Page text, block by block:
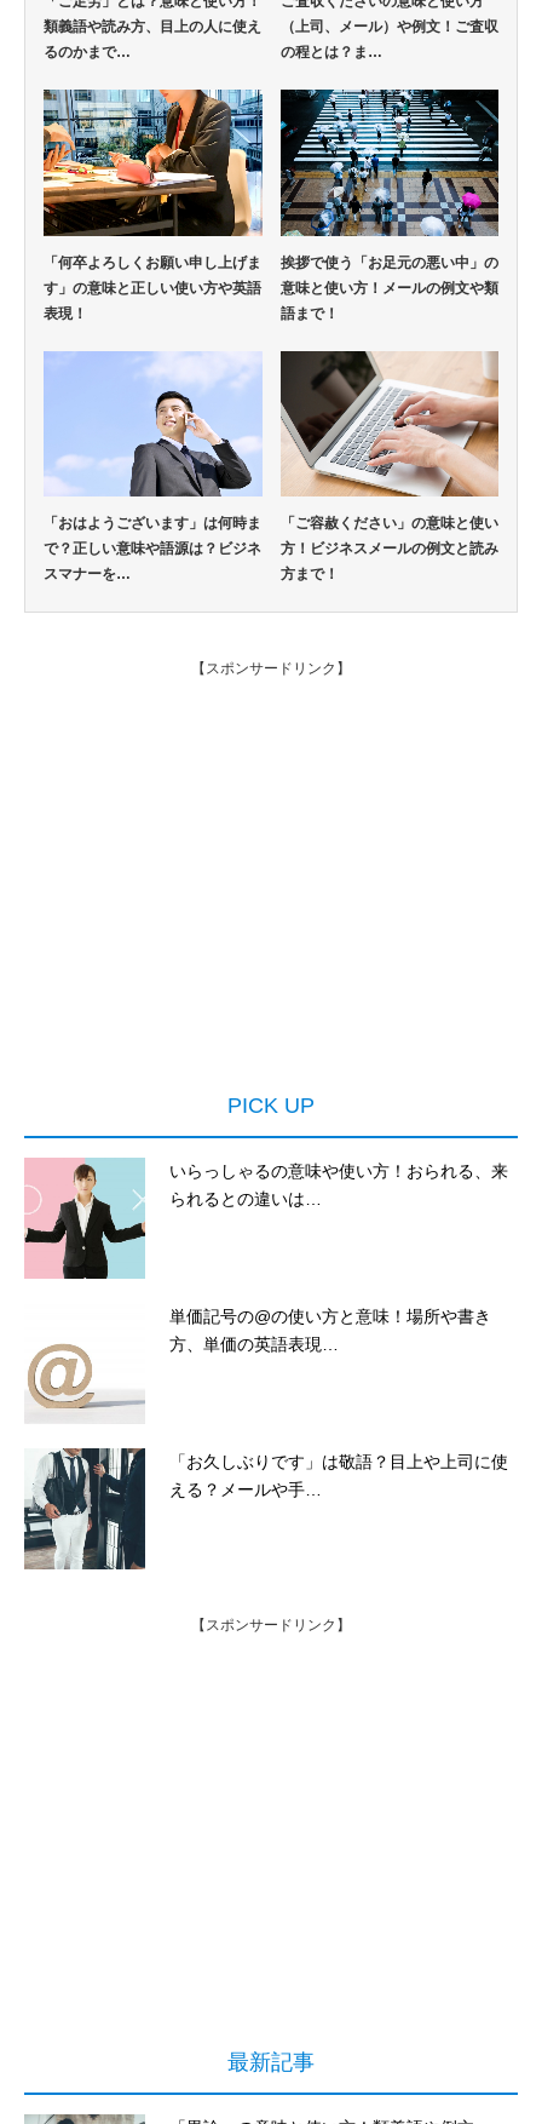
類義語や読み方、目上の人に使え
るのかまで…
（上司、メール）や例文！ご査収
の程とは？ま…
「何卒よろしくお願い申し上げま
す」の意味と正しい使い方や英語
表現！
挨拶で使う「お足元の悪い中」の
意味と使い方！メールの例文や類
語まで！
「おはようございます」は何時ま
で？正しい意味や語源は？ビジネ
スマナーを…
「ご容赦ください」の意味と使い
方！ビジネスメールの例文と読み
方まで！
【スポンサードリンク】
PICK UP
いらっしゃるの意味や使い方！おられる、来
られるとの違いは…
単価記号の@の使い方と意味！場所や書き
方、単価の英語表現…
「お久しぶりです」は敬語？目上や上司に使
える？メールや手…
【スポンサードリンク】
最新記事